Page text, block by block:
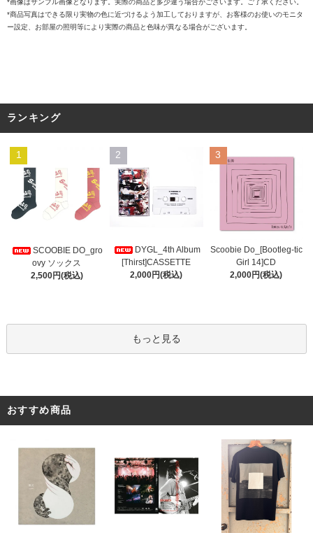
*商品写真はできる限り実物の色に近づけるよう加工しておりますが、お客様のお使いのモニタ
ー設定、お部屋の照明等により実際の商品と色味が異なる場合がございます。
ランキング
1
SCOOBIE DO_gro
ovy ソックス
2,500円(税込)
2
DYGL_4th Album
[Thirst]CASSETTE
2,000円(税込)
3
Scoobie Do_[Bootleg-tic
Girl 14]CD
2,000円(税込)
もっと見る
おすすめ商品